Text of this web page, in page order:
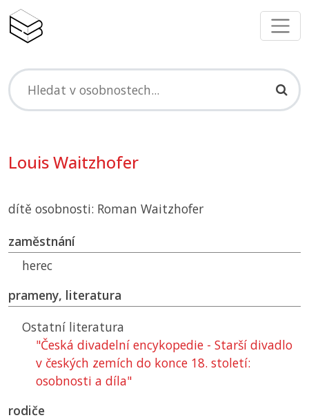
Louis Waitzhofer
dítě osobnosti: Roman Waitzhofer
zaměstnání
herec
prameny, literatura
Ostatní literatura
"Česká divadelní encykopedie - Starší divadlo
v českých zemích do konce 18. století:
osobnosti a díla"
rodiče